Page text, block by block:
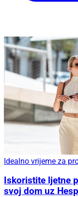
Idealno vrijeme za
Iskoristite ljetne
svoj dom uz